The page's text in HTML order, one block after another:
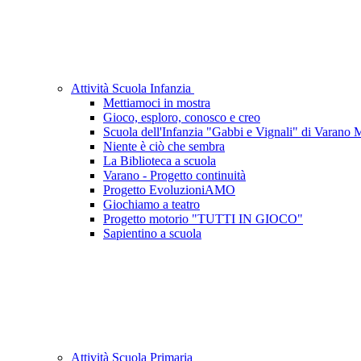
Attività Scuola Infanzia
Mettiamoci in mostra
Gioco, esploro, conosco e creo
Scuola dell'Infanzia "Gabbi e Vignali" di Varano
Niente è ciò che sembra
La Biblioteca a scuola
Varano - Progetto continuità
Progetto EvoluzioniAMO
Giochiamo a teatro
Progetto motorio "TUTTI IN GIOCO"
Sapientino a scuola
Attività Scuola Primaria